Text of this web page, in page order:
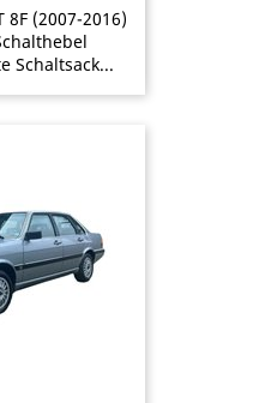
8F (2007-2016)
Schaltsack...